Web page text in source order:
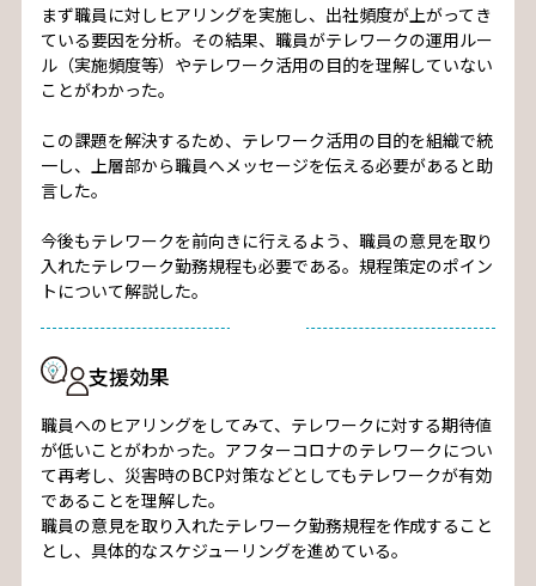
まず職員に対しヒアリングを実施し、出社頻度が上がってき
ている要因を分析。その結果、職員がテレワークの運用ルー
ル（実施頻度等）やテレワーク活用の目的を理解していない
ことがわかった。
この課題を解決するため、テレワーク活用の目的を組織で統
一し、上層部から職員へメッセージを伝える必要があると助
言した。
今後もテレワークを前向きに行えるよう、職員の意見を取り
入れたテレワーク勤務規程も必要である。規程策定のポイン
トについて解説した。
支援効果
職員へのヒアリングをしてみて、テレワークに対する期待値
が低いことがわかった。アフターコロナのテレワークについ
て再考し、災害時のBCP対策などとしてもテレワークが有効
であることを理解した。
職員の意見を取り入れたテレワーク勤務規程を作成すること
とし、具体的なスケジューリングを進めている。